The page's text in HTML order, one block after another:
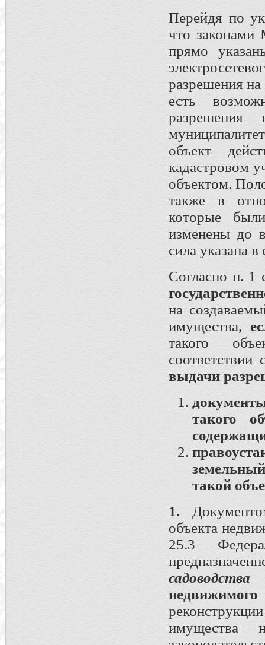
Перейдя по
что законами
прямо
разрешения на
есть
разрешения
объект
кадастровом
объектом.
также в
которые
изменены до
сила указана
Согласно п.
на
имущества,
такого
выдачи
такого
такой
1.
объекта
25.3
садоводства
имущества